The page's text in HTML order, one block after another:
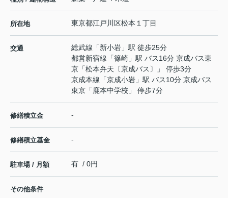
所在地 東京都江戸川区松本 １丁目
交通 総武線 「新小岩 」駅 徒歩25分
都営新宿線 「篠崎 」駅 バス16分 京成バス東
京「松本弁天〔京成バス〕」 停歩3分
京成本線 「京成小岩 」駅 バス10分 京成バス
東京「鹿本中学校」 停歩7分
修繕積立金 -
修繕積立基金 -
駐車場 / 月額 有 / 0円
その他条件